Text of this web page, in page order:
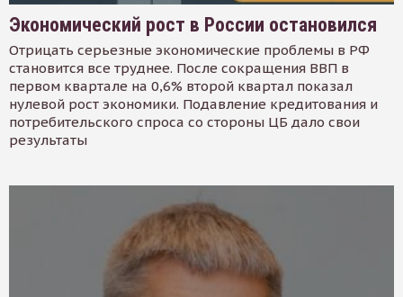
Экономический рост в России остановился
Отрицать серьезные экономические проблемы в РФ
становится все труднее. После сокращения ВВП в
первом квартале на 0,6% второй квартал показал
нулевой рост экономики. Подавление кредитования и
потребительского спроса со стороны ЦБ дало свои
результаты